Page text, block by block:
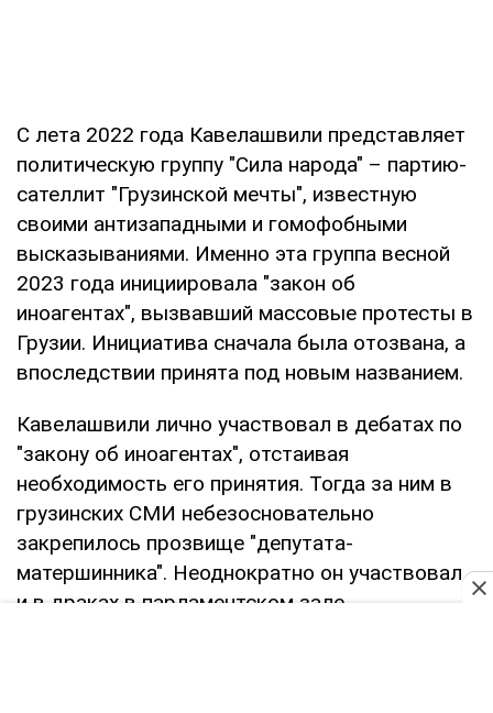
С лета 2022 года Кавелашвили представляет
политическую группу "Сила народа" – партию-
сателлит "Грузинской мечты", известную
своими антизападными и гомофобными
высказываниями. Именно эта группа весной
2023 года инициировала "закон об
иноагентах", вызвавший массовые протесты в
Грузии. Инициатива сначала была отозвана, а
впоследствии принята под новым названием.
Кавелашвили лично участвовал в дебатах по
"закону об иноагентах", отстаивая
необходимость его принятия. Тогда за ним в
грузинских СМИ небезосновательно
закрепилось прозвище "депутата-
матершинника". Неоднократно он участвовал
и в драках в парламентском зале.